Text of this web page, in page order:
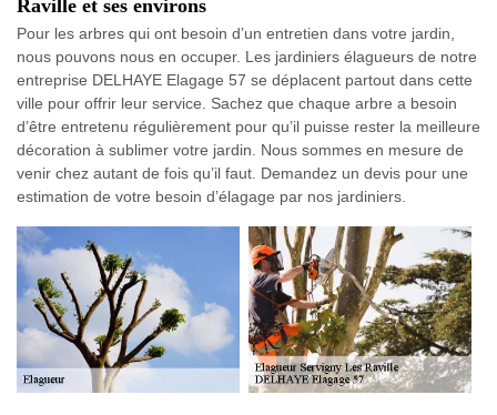
Raville et ses environs
Pour les arbres qui ont besoin d’un entretien dans votre jardin,
nous pouvons nous en occuper. Les jardiniers élagueurs de notre
entreprise DELHAYE Elagage 57 se déplacent partout dans cette
ville pour offrir leur service. Sachez que chaque arbre a besoin
d’être entretenu régulièrement pour qu’il puisse rester la meilleure
décoration à sublimer votre jardin. Nous sommes en mesure de
venir chez autant de fois qu’il faut. Demandez un devis pour une
estimation de votre besoin d’élagage par nos jardiniers.